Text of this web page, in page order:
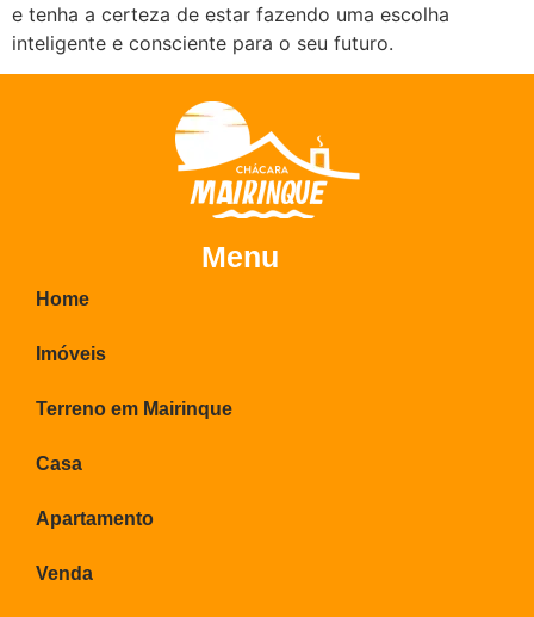
e tenha a certeza de estar fazendo uma escolha
inteligente e consciente para o seu futuro.
Menu
Home
Imóveis
Terreno em Mairinque
Casa
Apartamento
Venda